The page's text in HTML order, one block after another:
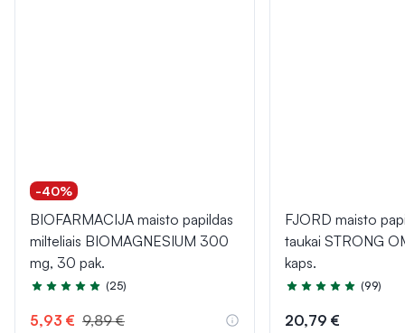
-40%
BIOFARMACIJA maisto papildas
milteliais BIOMAGNESIUM 300
mg, 30 pak.
Įvertinimas 4.8 iš 5
(25)
5,93 € 9,89 €
FJORD maisto
taukai STRONG
kaps.
Įvertinimas 4.9 iš 5
(99)
20,79 €